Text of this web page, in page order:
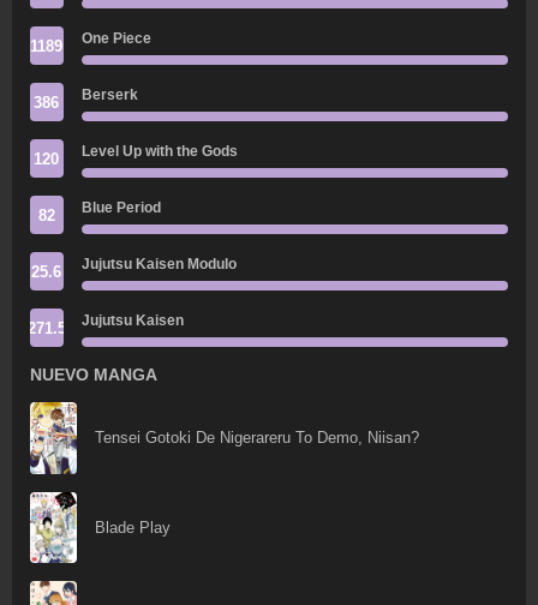
1189 One Piece
386 Berserk
120 Level Up with the Gods
82 Blue Period
25.6 Jujutsu Kaisen Modulo
271.5 Jujutsu Kaisen
NUEVO MANGA
Tensei Gotoki De Nigerareru To Demo, Niisan?
Blade Play